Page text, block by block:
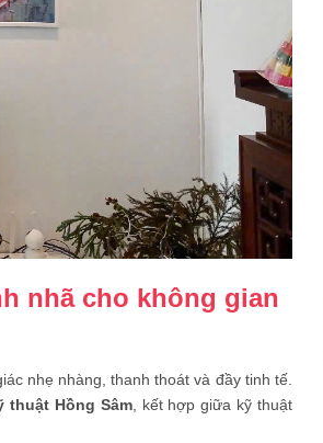
nhã cho không gian
nhẹ nhàng, thanh thoát và đầy tinh tế.
thuật Hồng Sâm, kết hợp giữa kỹ thuật